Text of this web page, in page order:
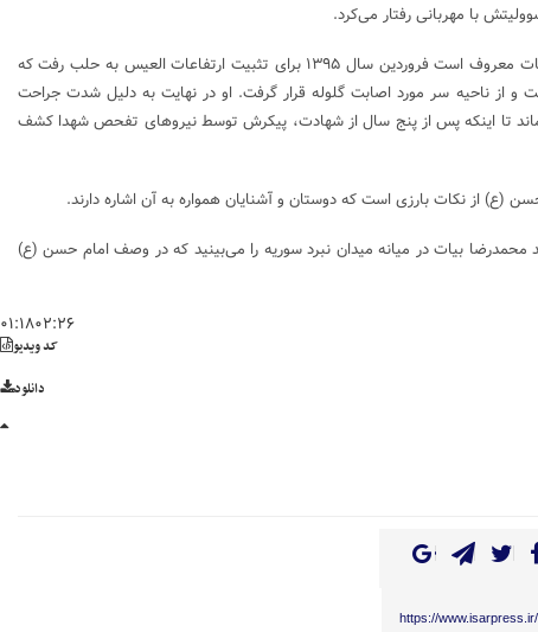
با مهربانی رفتار می‌کرد.
محمدرضا که بیشتر با نام علی بیات معروف است فروردین سال ۱۳۹۵ برای تثبیت ارتفاعات العیس به حلب رفت که
و از ناحیه سر مورد اصابت گلوله قرار گرفت. او در نهایت به دلیل شدت جراحت
تا اینکه پس از پنج سال از شهادت، پیکرش توسط نیرو‌های تفحص شهدا کشف
(ع) از نکات بارزی است که دوستان و آشنایان همواره به آن اشاره دارند.
محمدرضا بیات در میانه میدان نبرد سوریه را می‌بینید که در وصف امام حسن (ع)
۰۱:۱۸۰۲:۲۶
کد ویدیو
دانلود
https://